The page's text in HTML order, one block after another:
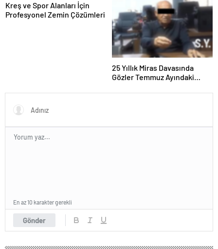
Kreş ve Spor Alanları İçin
Profesyonel Zemin Çözümleri
25 Yıllık Miras Davasında
Gözler Temmuz Ayındaki
Gönder
En az 10 karakter gerekli